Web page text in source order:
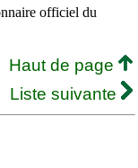
officiel du
Haut de page
Liste suivante